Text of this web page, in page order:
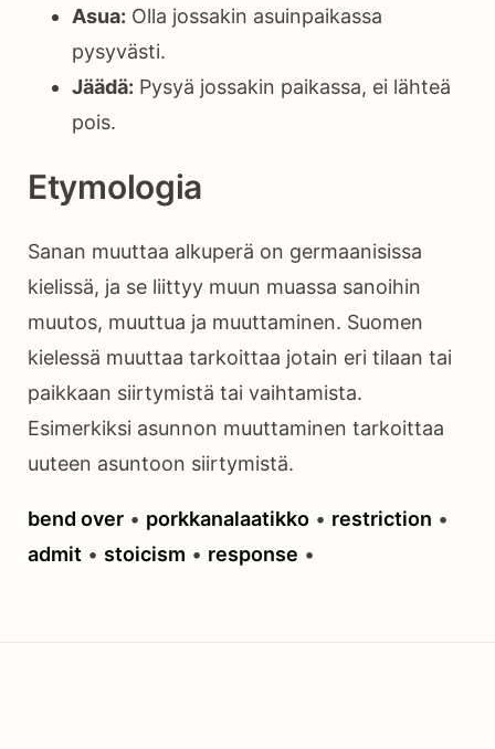
Asua: Olla jossakin asuinpaikassa
pysyvästi.
Jäädä: Pysyä jossakin paikassa, ei lähteä
pois.
Etymologia
Sanan muuttaa alkuperä on germaanisissa
kielissä, ja se liittyy muun muassa sanoihin
muutos, muuttua ja muuttaminen. Suomen
kielessä muuttaa tarkoittaa jotain eri tilaan tai
paikkaan siirtymistä tai vaihtamista.
Esimerkiksi asunnon muuttaminen tarkoittaa
uuteen asuntoon siirtymistä.
bend over • porkkanalaatikko • restriction •
admit • stoicism • response •